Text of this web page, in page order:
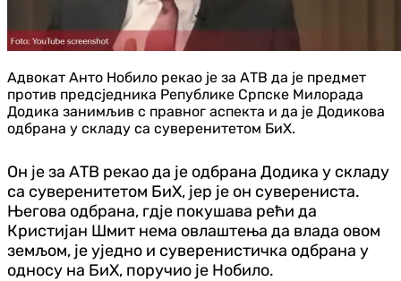
Адвокат Анто Нобило рекао је за АТВ да је предмет
против предсједника Републике Српске Милорада
Додика занимљив с правног аспекта и да је Додикова
одбрана у складу са суверенитетом БиХ.
Он је за АТВ рекао да је одбрана Додика у складу
са суверенитетом БиХ, јер је он суверениста.
Његова одбрана, гдје покушава рећи да
Кристијан Шмит нема овлаштења да влада овом
земљом, је уједно и суверенистичка одбрана у
односу на БиХ, поручио је Нобило.